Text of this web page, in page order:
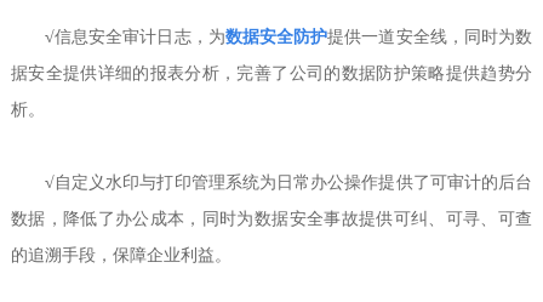
√信息安全审计日志，为数据安全防护提供一道安全线，同时为数
据安全提供详细的报表分析，完善了公司的数据防护策略提供趋势分
析。
√自定义水印与打印管理系统为日常办公操作提供了可审计的后台
数据，降低了办公成本，同时为数据安全事故提供可纠、可寻、可查
的追溯手段，保障企业利益。